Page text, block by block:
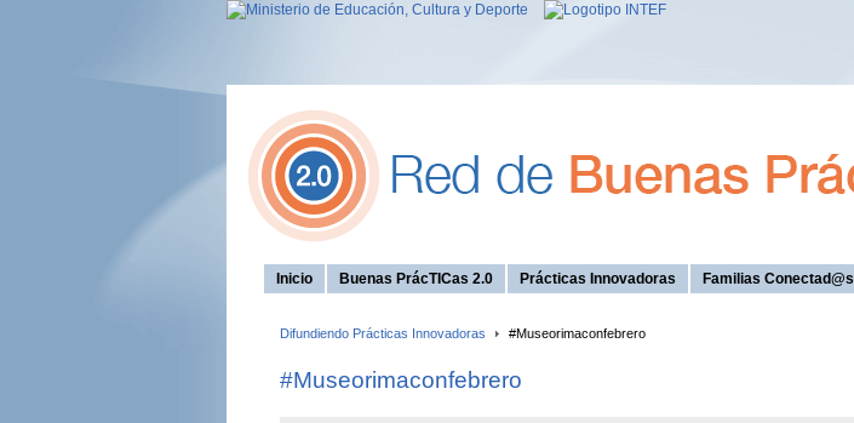
Inicio Buenas PrácTICas 2.0 Prácticas Innovadoras Familias Conectad@s
Difundiendo Prácticas Innovadoras #Museorimaconfebrero
#Museorimaconfebrero